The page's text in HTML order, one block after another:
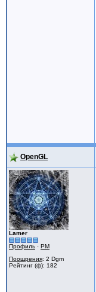
OpenGL
Lamer
Профиль · PM
Поощрения: 2 Dgm
Рейтинг (ф): 182